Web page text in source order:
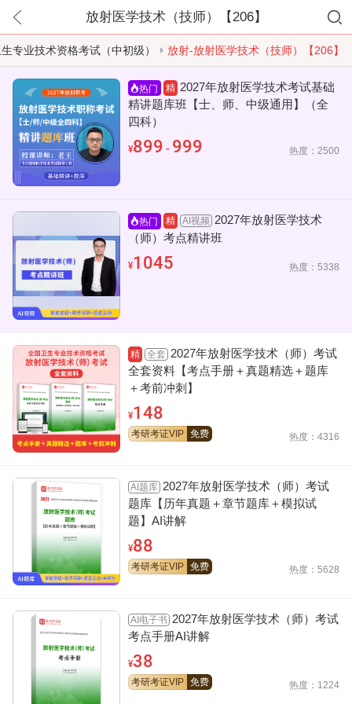
放射医学技术（技师）【206】
专业技术资格考试（中初级） 放射-放射医学技术（技师）【206】
热门 精 2027年放射医学技术考试基础
精讲题库班【士、师、中级通用】（全
四科）
¥899 - 999 热度：2500
热门 精 AI视频 2027年放射医学技术
（师）考点精讲班
¥1045 热度：5338
精 全套 2027年放射医学技术（师）考试
全套资料【考点手册＋真题精选＋题库
＋考前冲刺】
¥148
考研考证VIP 免费 热度：4316
AI题库 2027年放射医学技术（师）考试
题库【历年真题＋章节题库＋模拟试
题】AI讲解
¥88
考研考证VIP 免费 热度：5628
AI电子书 2027年放射医学技术（师）考试
考点手册AI讲解
¥38
考研考证VIP 免费 热度：1224